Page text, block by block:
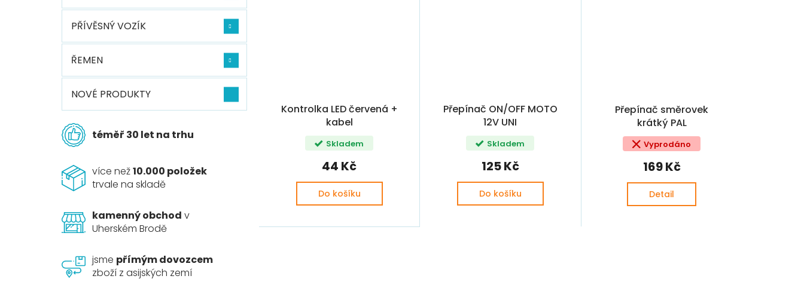
PŘÍVĚSNÝ VOZÍK
ŘEMEN
NOVÉ PRODUKTY
téměř 30 let na trhu
více než10.000 položek
trvale na skladě
kamenný obchod v
Uherském Brodě
jsme přímým dovozcem
zboží z asijských zemí
Kontrolka LED červená +
kabel
Skladem
44 Kč
Do košíku
Přepínač ON/OFF MOTO
12V UNI
Skladem
125 Kč
Do košíku
Přepínač směrovek
krátký PAL
Vyprodáno
169 Kč
Detail